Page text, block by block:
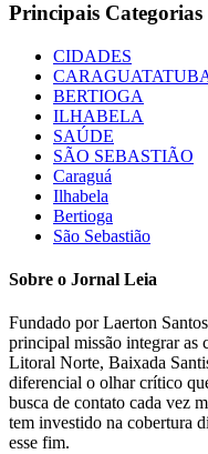
Principais Categorias
CIDADES
BERTIOGA
ILHABELA
SAÚDE
SÃO SEBASTIÃO
Caraguá
Ilhabela
Bertioga
São Sebastião
Sobre o Jornal Leia
Fundado por Laerton
principal missão integrar as
Litoral Norte, Baixada
diferencial o olhar crítico
busca de contato cada vez
tem investido na cobertura
esse fim.